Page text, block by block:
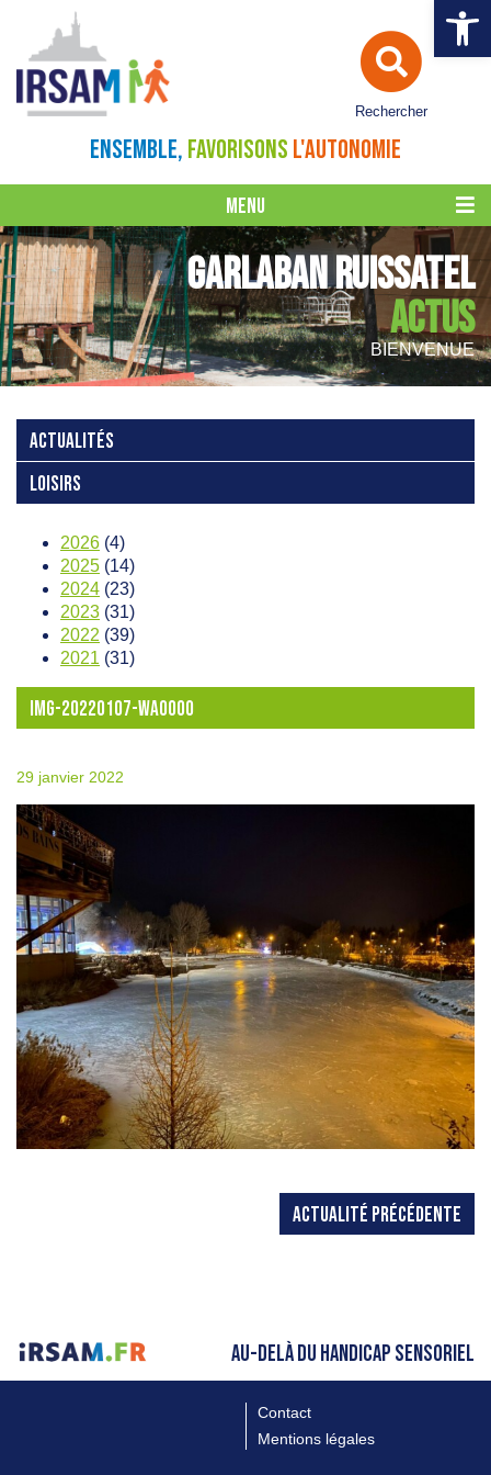
Ouvrir
Rechercher
ENSEMBLE, FAVORISONS L'AUTONOMIE
MENU
GARLABAN RUISSATEL
ACTUS
BIENVENUE
ACTUALITÉS
LOISIRS
2026 (4)
2025 (14)
2024 (23)
2023 (31)
2022 (39)
2021 (31)
IMG-20220107-WA0000
29 janvier 2022
ACTUALITÉ PRÉCÉDENTE
AU-DELÀ DU HANDICAP SENSORIEL
Contact
Mentions légales